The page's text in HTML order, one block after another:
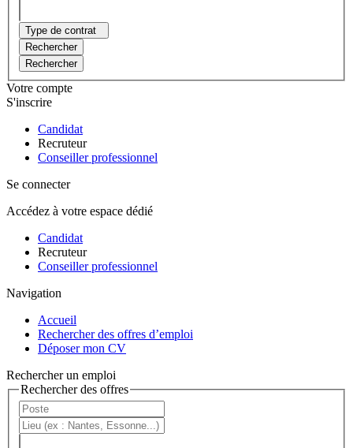
Type de contrat
Rechercher
Rechercher
Votre compte
S'inscrire
Candidat
Recruteur
Conseiller professionnel
Se connecter
Accédez à votre espace dédié
Candidat
Recruteur
Conseiller professionnel
Navigation
Accueil
Rechercher des offres d’emploi
Déposer mon CV
Rechercher un emploi
Rechercher des offres